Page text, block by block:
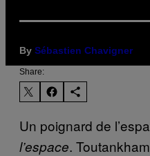
By Sébastien Chavigner
Share:
Un poignard de
l’espace.